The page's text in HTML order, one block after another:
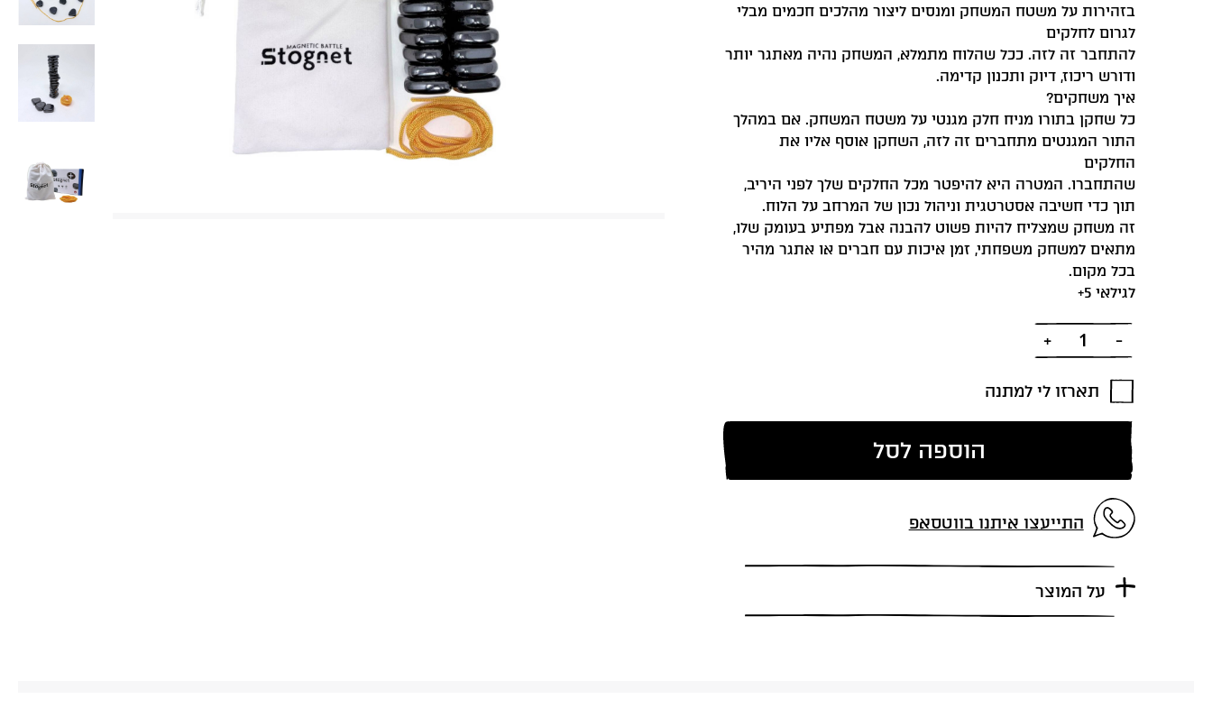
בזהירות על משטח המשחק ומנסים ליצור מהלכים חכמים מבלי
לגרום לחלקים
להתחבר זה לזה. ככל שהלוח מתמלא, המשחק נהיה מאתגר יותר
ודורש ריכוז, דיוק ותכנון קדימה.
איך משחקים?
כל שחקן בתורו מניח חלק מגנטי על משטח המשחק. אם במהלך
התור המגנטים מתחברים זה לזה, השחקן אוסף אליו את
החלקים
שהתחברו. המטרה היא להיפטר מכל החלקים שלך לפני היריב,
תוך כדי חשיבה אסטרטגית וניהול נכון של המרחב על הלוח.
זה משחק שמצליח להיות פשוט להבנה אבל מפתיע בעומק שלו,
מתאים למשחק משפחתי, זמן איכות עם חברים או אתגר מהיר
בכל מקום.
לגילאי 5+
תארזו לי למתנה
הוספה לסל
התייעצו איתנו בווטסאפ
על המוצר